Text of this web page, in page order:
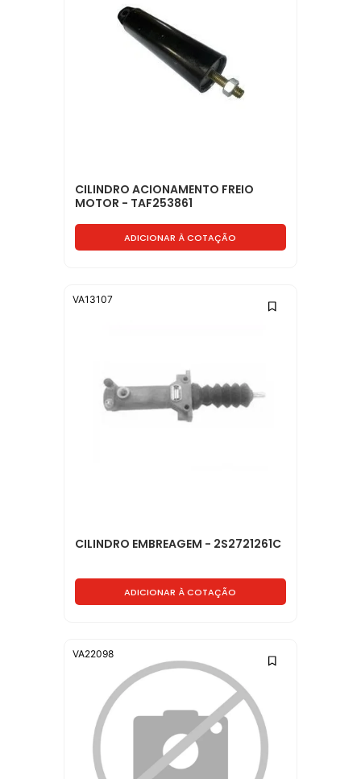
CILINDRO ACIONAMENTO FREIO
MOTOR - TAF253861
ADICIONAR À COTAÇÃO
CILINDRO EMBREAGEM - 2S2721261C
ADICIONAR À COTAÇÃO
VA13107
VA22098